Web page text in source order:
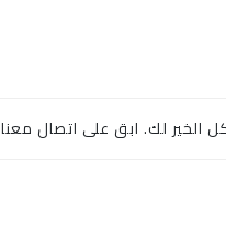
الخير لك. ابق على اتصال معنا